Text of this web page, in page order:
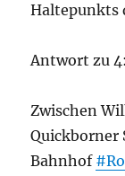
Haltepunkts
Antwort zu 4:
Zwischen
Quickborner
Bahnhof